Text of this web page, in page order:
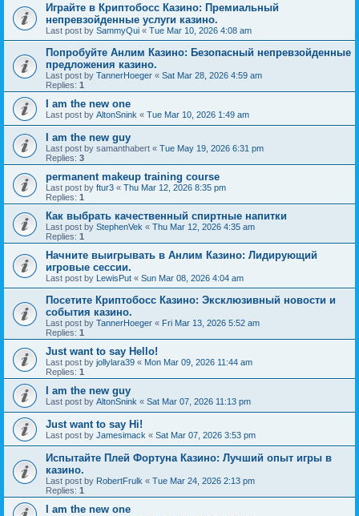
Играйте в Криптобосс Казино: Премиальный
непревзойденные услуги казино.
Last post by SammyQui « Tue Mar 10, 2026 4:08 am
Попробуйте Анлим Казино: Безопасный непревзойденные
предложения казино.
Last post by TannerHoeger « Sat Mar 28, 2026 4:59 am
Replies: 1
I am the new one
Last post by AltonSnink « Tue Mar 10, 2026 1:49 am
I am the new guy
Last post by samanthabert « Tue May 19, 2026 6:31 pm
Replies: 3
permanent makeup training course
Last post by ftur3 « Thu Mar 12, 2026 8:35 pm
Replies: 1
Как выбрать качественный спиртные напитки
Last post by StephenVek « Thu Mar 12, 2026 4:35 am
Replies: 1
Начните выигрывать в Анлим Казино: Лидирующий
игровые сессии.
Last post by LewisPut « Sun Mar 08, 2026 4:04 am
Посетите Криптобосс Казино: Эксклюзивный новости и
события казино.
Last post by TannerHoeger « Fri Mar 13, 2026 5:52 am
Replies: 1
Just want to say Hello!
Last post by jollylara39 « Mon Mar 09, 2026 11:44 am
Replies: 1
I am the new guy
Last post by AltonSnink « Sat Mar 07, 2026 11:13 pm
Just want to say Hi!
Last post by Jamesimack « Sat Mar 07, 2026 3:53 pm
Испытайте Плей Фортуна Казино: Лучший опыт игры в
казино.
Last post by RobertFrulk « Tue Mar 24, 2026 2:13 pm
Replies: 1
I am the new one